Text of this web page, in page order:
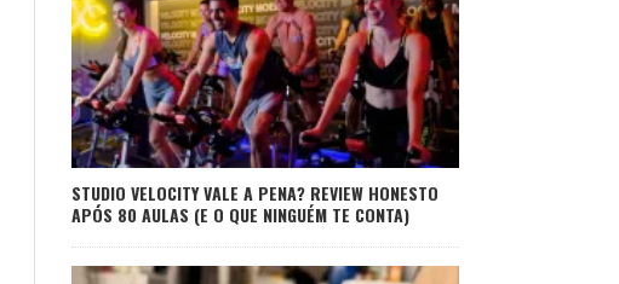
STUDIO VELOCITY VALE A PENA? REVIEW HONESTO
APÓS 80 AULAS (E O QUE NINGUÉM TE CONTA)